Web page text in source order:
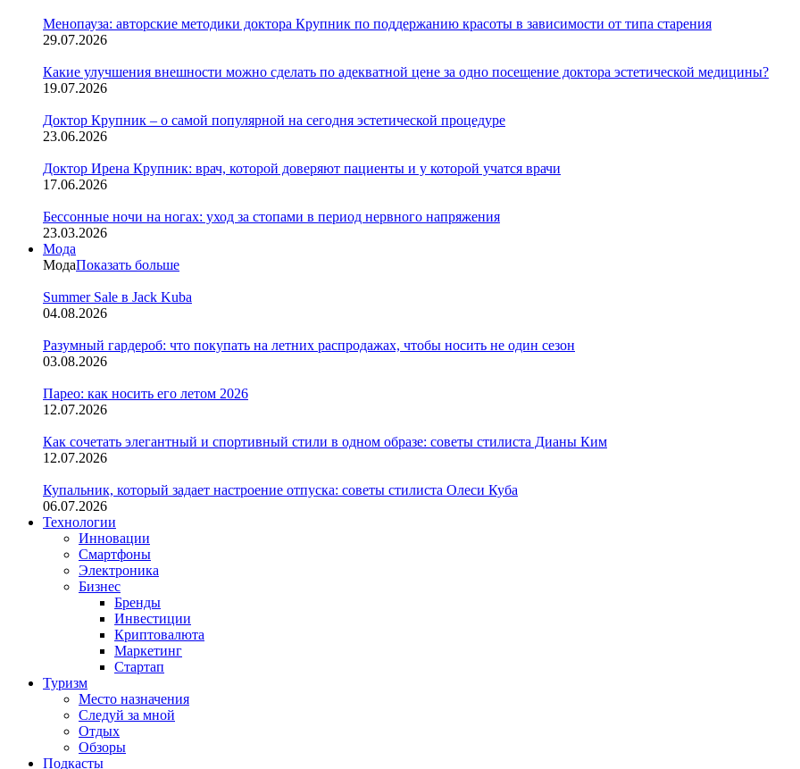
Менопауза: авторские методики доктора Крупник по поддержанию красоты в зависимости от типа старения
29.07.2026
Какие улучшения внешности можно сделать по адекватной цене за одно посещение доктора эстетической медицины?
19.07.2026
Доктор Крупник – о самой популярной на сегодня эстетической процедуре
23.06.2026
Доктор Ирена Крупник: врач, которой доверяют пациенты и у которой учатся врачи
17.06.2026
Бессонные ночи на ногах: уход за стопами в период нервного напряжения
23.03.2026
Мода
МодаПоказать больше
Summer Sale в Jack Kuba
04.08.2026
Разумный гардероб: что покупать на летних распродажах, чтобы носить не один сезон
03.08.2026
Парео: как носить его летом 2026
12.07.2026
Как сочетать элегантный и спортивный стили в одном образе: советы стилиста Дианы Ким
12.07.2026
Купальник, который задает настроение отпуска: советы стилиста Олеси Куба
06.07.2026
Технологии
Инновации
Смартфоны
Электроника
Бизнес
Бренды
Инвестиции
Криптовалюта
Маркетинг
Стартап
Туризм
Место назначения
Следуй за мной
Отдых
Обзоры
Подкасты